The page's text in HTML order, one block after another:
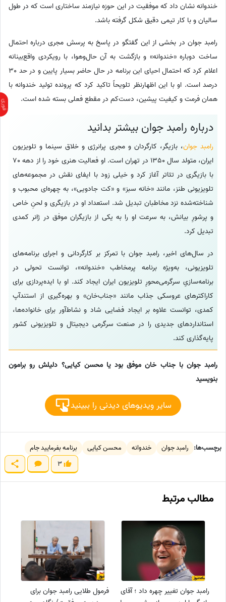
خندوانه نشان داد که موفقیت در این حوزه نیازمند ساختاری است که در طول
سالیان و با کار تیمی دقیق شکل گرفته باشد.
رامبد جوان در بخشی از این گفتگو در پاسخ به پرسش مجری درباره احتمال
ساخت دوباره «خندوانه» و بازگشت به آن حال‌وهوا، با رویکردی واقع‌بینانه
اعلام کرد که احتمال احیای این برنامه در حال حاضر بسیار پایین و در حد 30
درصد است. او با این اظهارنظر تلویحاً تاکید کرد که پرونده تولید خندوانه با
همان فرمت و کیفیت پیشین، دست‌کم در مقطع فعلی بسته شده است.
درباره رامبد جوان بیشتر بدانید
رامبد جوان، بازیگر، کارگردان و مجری پرانرژی و خلاق سینما و تلویزیون
ایران، متولد سال 1350 در تهران است. او فعالیت هنری خود را از دهه 70
با بازیگری در تئاتر آغاز کرد و خیلی زود با ایفای نقش در مجموعه‌های
تلویزیونی طنز، مانند «خانه سبز» و «کت جادویی»، به چهره‌ای محبوب و
شناخته‌شده نزد مخاطبان تبدیل شد. استعداد او در بازیگری و لحنِ خاص
و پرشورِ بیانش، به سرعت او را به یکی از بازیگران موفق در ژانر کمدی
تبدیل کرد.
در سال‌های اخیر، رامبد جوان با تمرکز بر کارگردانی و اجرای برنامه‌های
تلویزیونی، به‌ویژه برنامه پرمخاطب «خندوانه»، توانست تحولی در
برنامه‌سازیِ سرگرمی‌محورِ تلویزیون ایران ایجاد کند. او با ایده‌پردازی برای
کاراکترهای عروسکی جذاب مانند «جناب‌خان» و بهره‌گیری از استندآپ
کمدی، توانست علاوه بر ایجاد فضایی شاد و نشاط‌آور برای خانواده‌ها،
استانداردهای جدیدی را در صنعت سرگرمی دیجیتال و تلویزیونی کشور
پایه‌گذاری کند.
رامبد جوان با جناب خان موفق بود یا محسن کیایی؟ دلیلش رو برامون
بنویسید
سایر ویدیوهای دیدنی را ببینید
برچسب‌ها: رامبد جوان خندوانه محسن کیایی
برنامه بفرمایید جام
3
مطالب مرتبط
رامبد جوان تغییر چهره داد ؛ آقای
فرمول‌ طلایی رامبد جوان برای